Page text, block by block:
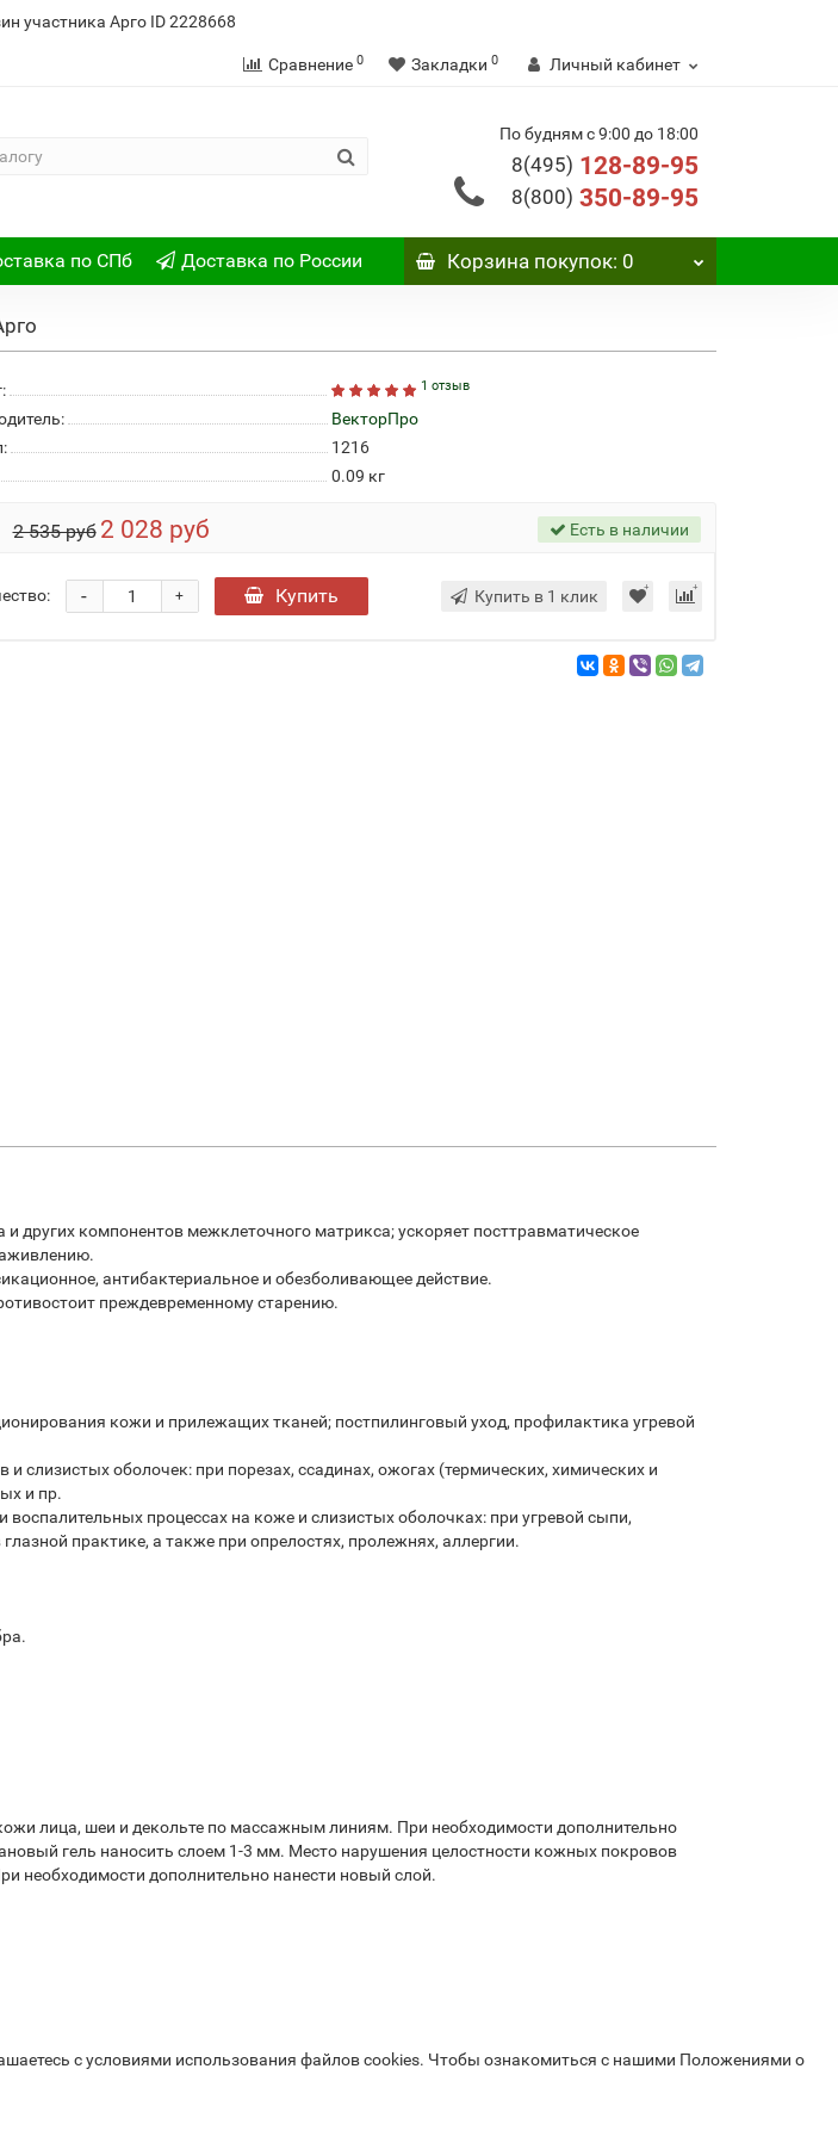
участника Арго ID 2228668
Сравнение 0 Закладки 0 Личный кабинет
По будням с 9:00 до 18:00
8(495) 128-89-95
8(800) 350-89-95
по СПб Доставка по России Корзинапокупок: 0
1 отзыв
ВекторПро
1216
0.09 кг
2 535 руб 2 028 руб Есть в наличии
+
- Купить Купить в 1 клик
других компонентов межклеточного матрикса; ускоряет посттравматическое
антибактериальное и обезболивающее действие.
преждевременному старению.
кожи и прилежащих тканей; постпилинговый уход, профилактика угревой
оболочек: при порезах, ссадинах, ожогах (термических, химических и
и пр.
процессах на коже и слизистых оболочках: при угревой сыпи,
практике, а также при опрелостях, пролежнях, аллергии.
лица, шеи и декольте по массажным линиям. При необходимости дополнительно
гель наносить слоем 1-3 мм. Место нарушения целостности кожных покровов
необходимости дополнительно нанести новый слой.
с условиями использования файлов cookies. Чтобы ознакомиться с нашими Положениями о